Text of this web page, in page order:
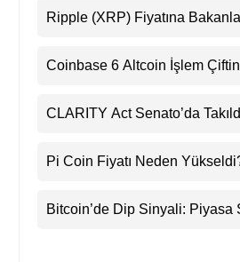
Ripple (XRP) Fiyatına
Uyarı
Coinbase 6 Altcoin İşlem
CLARITY Act Senato’da
Pi Coin Fiyatı Neden
Destekledi
Bitcoin’de Dip Sinyali: Piyasa